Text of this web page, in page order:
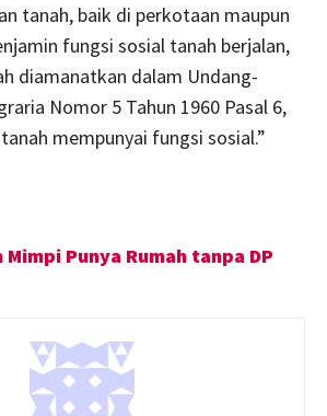
tanah, baik di perkotaan maupun
fungsi sosial tanah berjalan,
diamanatkan dalam Undang-
Nomor 5 Tahun 1960 Pasal 6,
mempunyai fungsi sosial.”
Punya Rumah tanpa DP